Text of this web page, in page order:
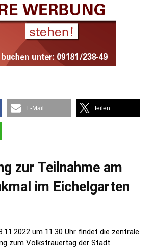
E-Mail teilen
zur Teilnahme am
im Eichelgarten
um 11.30 Uhr findet die zentrale
zum Volkstrauertag der Stadt